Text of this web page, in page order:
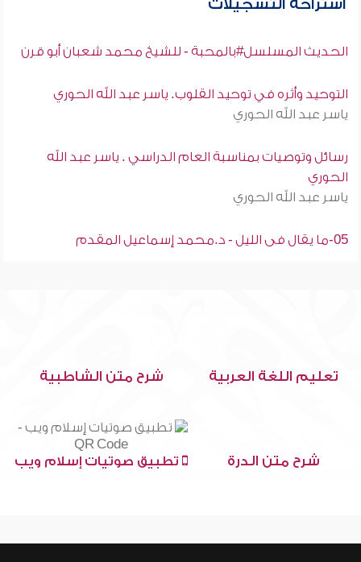
استراحة التسجيلات
الحديث المسلسل#بالمحبة - للشيخ محمد شعبان أبو قرن
التوحيد وأثره في توحيد القلوب. ياسر عبد الله الحوري
ياسر عبد الله الحوري
رسائل وتوصيات بمناسبة العام الدراسي . ياسر عبد الله
الحوري
ياسر عبد الله الحوري
05-ما يقال فى الليل - د.محمد إسماعيل المقدم
تعليم اللغة العربية شرح متن الشاطبية
شرح متن الدرة تطبيق صوتيات إسلام ويب